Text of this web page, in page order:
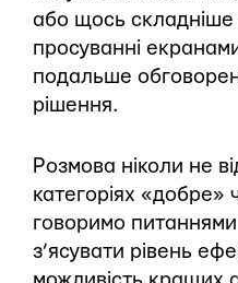
або щось
просуванні
подальше
рішення.
Розмова ніколи не
категоріях
говоримо
з’ясувати рівень